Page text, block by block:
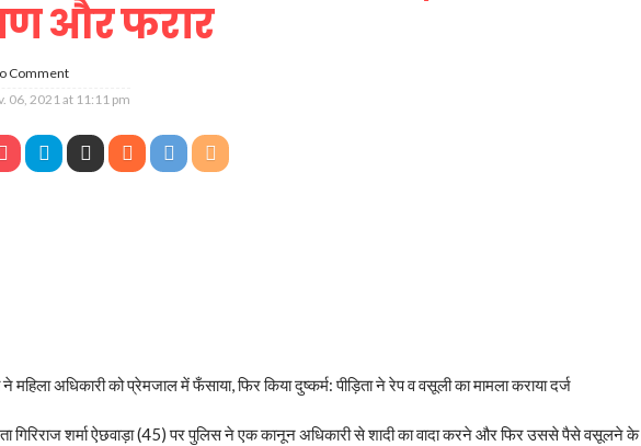
और फरार
Comment
06, 2021 at 11:11 pm
महिला अधिकारी को प्रेमजाल में फँसाया, फिर किया दुष्कर्म: पीड़िता ने रेप व वसूली का मामला कराया दर्ज
गिरिराज शर्मा ऐछवाड़ा (45) पर पुलिस ने एक कानून अधिकारी से शादी का वादा करने और फिर उससे पैसे वसूलने के